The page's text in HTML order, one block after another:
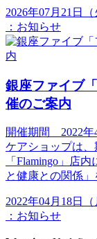
2026年07月21日（
： お知らせ
銀座ファイブ
催のご案内
開催期間 2022年
ケアショップは
「Flamingo」店
と健康との関係
2022年04月18日（
： お知らせ